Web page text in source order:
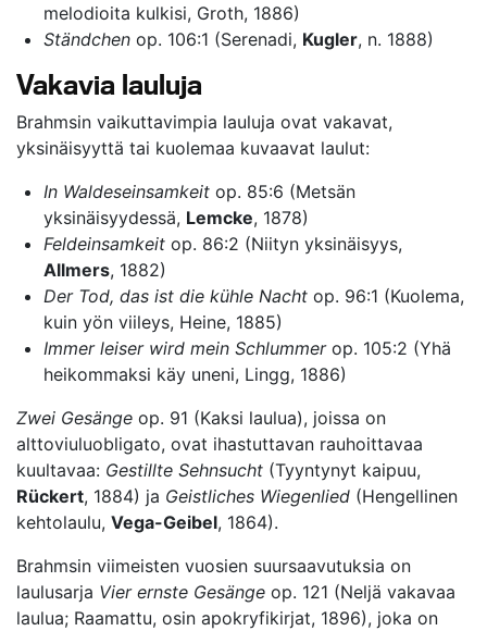
melodioita kulkisi, Groth, 1886)
Ständchen op. 106:1 (Serenadi, Kugler, n. 1888)
Vakavia lauluja
Brahmsin vaikuttavimpia lauluja ovat vakavat,
yksinäisyyttä tai kuolemaa kuvaavat laulut:
In Waldeseinsamkeit op. 85:6 (Metsän
yksinäisyydessä, Lemcke, 1878)
Feldeinsamkeit op. 86:2 (Niityn yksinäisyys,
Allmers, 1882)
Der Tod, das ist die kühle Nacht op. 96:1 (Kuolema,
kuin yön viileys, Heine, 1885)
Immer leiser wird mein Schlummerop. 105:2 (Yhä
heikommaksi käy uneni, Lingg, 1886)
Zwei Gesänge op. 91 (Kaksi laulua), joissa on
alttoviuluobligato, ovat ihastuttavan rauhoittavaa
kuultavaa: Gestillte Sehnsucht (Tyyntynyt kaipuu,
Rückert, 1884) ja Geistliches Wiegenlied (Hengellinen
kehtolaulu, Vega-Geibel, 1864).
Brahmsin viimeisten vuosien suursaavutuksia on
laulusarja Vier ernste Gesänge op. 121 (Neljä vakavaa
laulua; Raamattu, osin apokryfikirjat, 1896), joka on